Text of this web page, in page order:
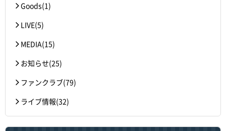
Goods(1)
LIVE(5)
MEDIA(15)
お知らせ(25)
ファンクラブ(79)
ライブ情報(32)